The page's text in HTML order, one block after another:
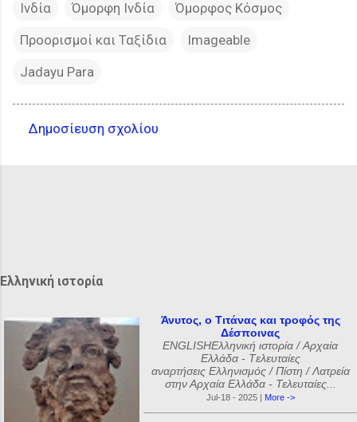
Ινδία Όμορφη Ινδία
Όμορφος Κόσμος
Προορισμοί και Ταξίδια
Imageable
Jadayu Para
Δημοσίευση σχολίου
Ελληνική ιστορία
Άνυτος, ο Τιτάνας και τροφός της
Δέσποινας
ENGLISHΕλληνική ιστορία / Αρχαία
Ελλάδα - Tελευταίες
αναρτήσεις Ελληνισμός / Πίστη / Λατρεία
στην Αρχαία Ελλάδα - Τελευταίες...
Jul-18 - 2025 | More ->